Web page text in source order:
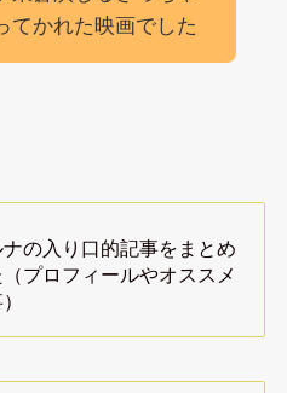
てかれた映画でした
ナの入り口的記事をまとめ
（プロフィールやオススメ